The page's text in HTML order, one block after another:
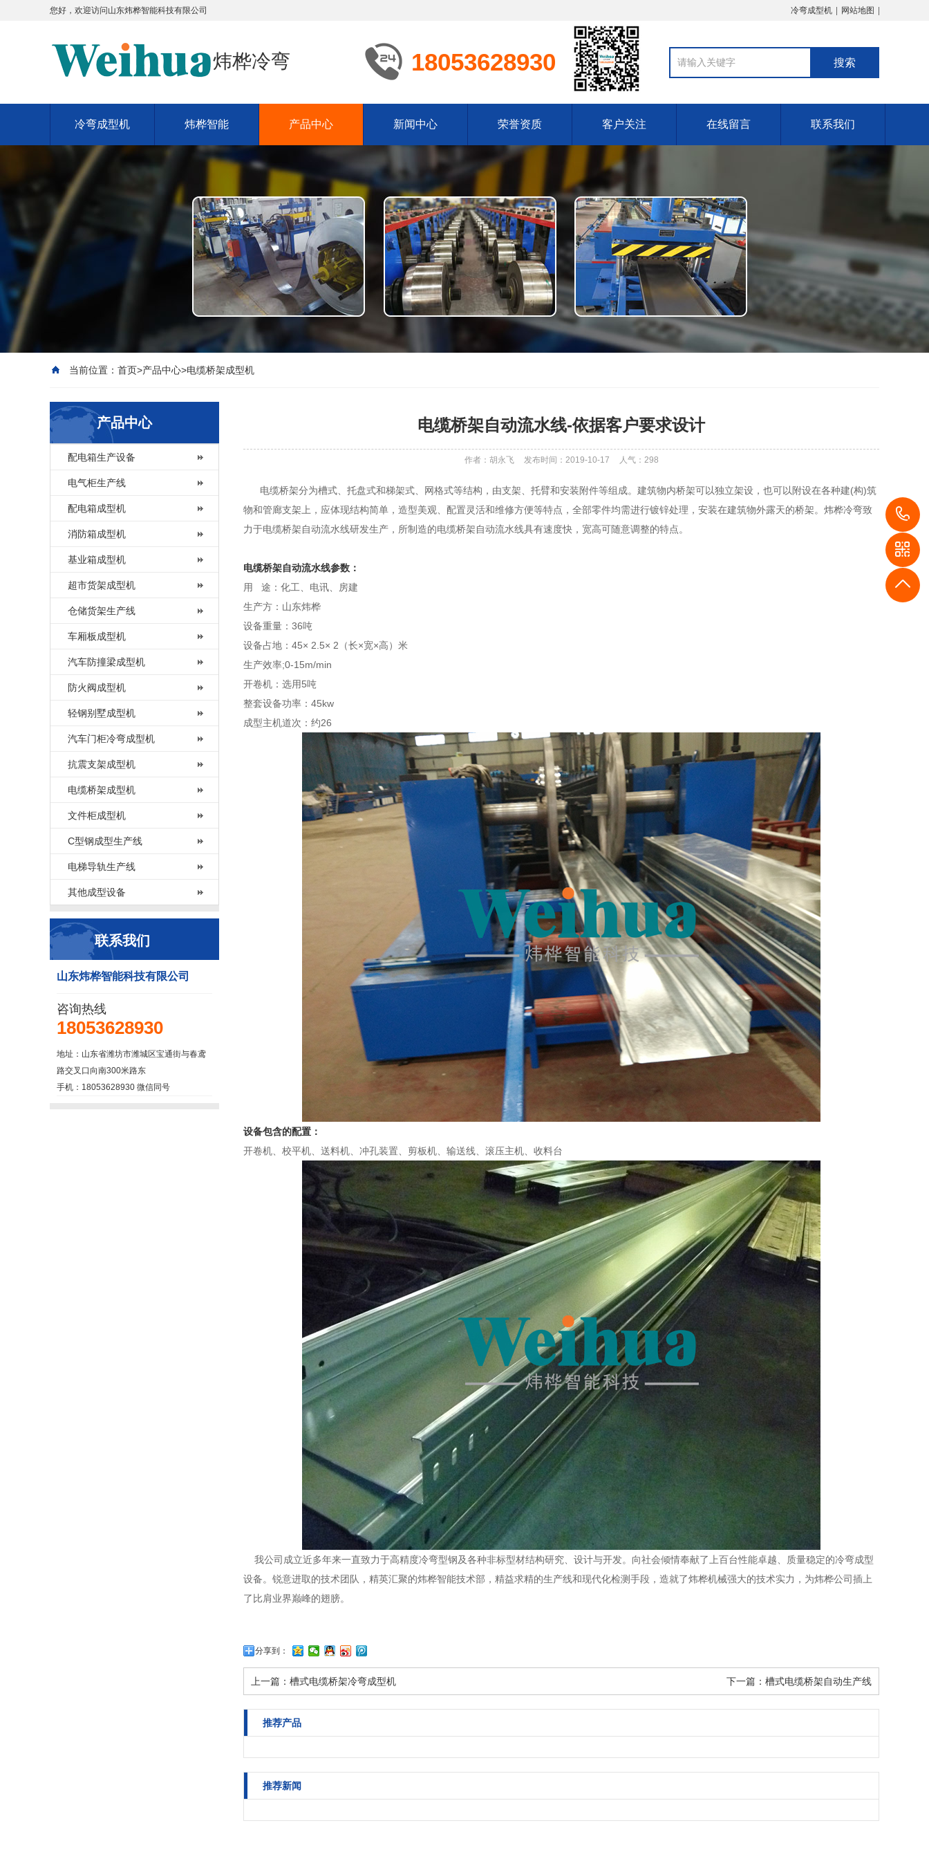
您好，欢迎访问 山东炜桦智能科技有限公司 冷弯成型机 网站地图
炜桦冷弯 18053628930
冷弯成型机 炜桦智能 产品中心 新闻中心 荣誉资质 客户关注 在线留言 联系我们
当前位置： 首页>产品中心>电缆桥架成型机
产品中心
配电箱生产设备
电气柜生产线
配电箱成型机
消防箱成型机
基业箱成型机
超市货架成型机
仓储货架生产线
车厢板成型机
汽车防撞梁成型机
防火阀成型机
轻钢别墅成型机
汽车门柜冷弯成型机
抗震支架成型机
电缆桥架成型机
文件柜成型机
C型钢成型生产线
电梯导轨生产线
其他成型设备
联系我们
山东炜桦智能科技有限公司
咨询热线
18053628930
地址：山东省潍坊市潍城区宝通街与春鸢
路交叉口向南300米路东
手机：18053628930 微信同号
电缆桥架自动流水线-依据客户要求设计
作者：胡永飞 发布时间：2019-10-17 人气： 298
电缆桥架分为槽式、托盘式和梯架式、网格式等结构，由支架、托臂和安装附件等组成。建筑物内桥架可以独立架设，也可以附设在各种建(构)筑
物和管廊支架上，应体现结构简单，造型美观、配置灵活和维修方便等特点，全部零件均需进行镀锌处理，安装在建筑物外露天的桥架。炜桦冷弯致
力于电缆桥架自动流水线研发生产，所制造的电缆桥架自动流水线具有速度快，宽高可随意调整的特点。
电缆桥架自动流水线参数：
用 途：化工、电讯、房建
生产方：山东炜桦
设备重量：36吨
设备占地：45× 2.5× 2（长×宽×高）米
生产效率;0-15m/min
开卷机：选用5吨
整套设备功率：45kw
成型主机道次：约26
设备包含的配置：
开卷机、校平机、送料机、冲孔装置、剪板机、输送线、滚压主机、收料台
我公司成立近多年来一直致力于高精度冷弯型钢及各种非标型材结构研究、设计与开发。向社会倾情奉献了上百台性能卓越、质量稳定的冷弯成型
设备。锐意进取的技术团队，精英汇聚的炜桦智能技术部，精益求精的生产线和现代化检测手段，造就了炜桦机械强大的技术实力，为炜桦公司插上
了比肩业界巅峰的翅膀。
分享到：
上一篇： 槽式电缆桥架冷弯成型机 下一篇： 槽式电缆桥架自动生产线
推荐产品
推荐新闻